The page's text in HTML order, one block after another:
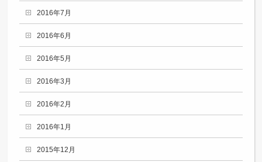
2016年7月
2016年6月
2016年5月
2016年3月
2016年2月
2016年1月
2015年12月